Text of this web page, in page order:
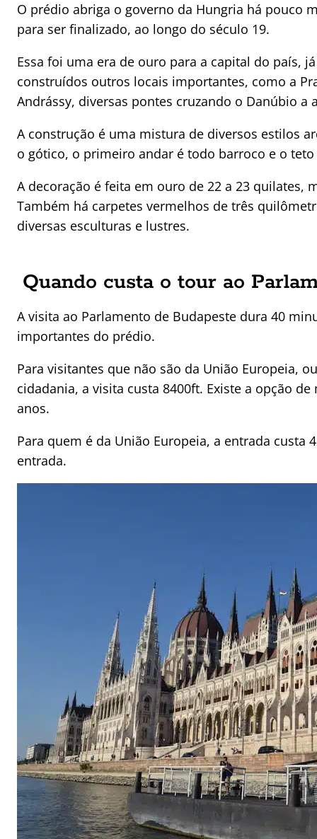
O prédio abriga o governo da Hungria há pouco
para ser finalizado, ao longo do século 19.
Essa foi uma era de ouro para a capital do país,
construídos outros locais importantes, como a
Andrássy, diversas pontes cruzando o Danúbio a
A construção é uma mistura de diversos estilos
o gótico, o primeiro andar é todo barroco e o
A decoração é feita em ouro de 22 a 23 quilates,
Também há carpetes vermelhos de três
diversas esculturas e lustres.
Quando custa o tour ao
A visita ao Parlamento de Budapeste dura 40
importantes do prédio.
Para visitantes que não são da União Europeia,
cidadania, a visita custa 8400ft. Existe a opção
anos.
Para quem é da União Europeia, a entrada custa
entrada.